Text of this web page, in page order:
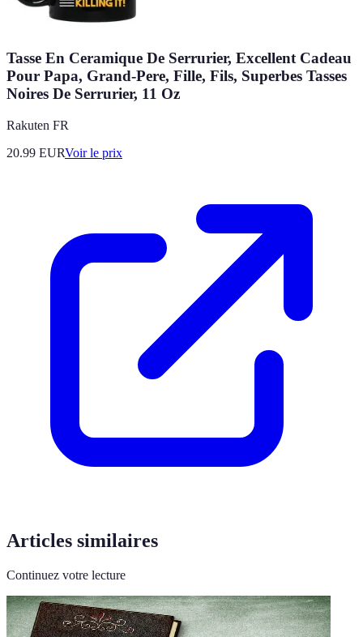
Tasse En Ceramique De Serrurier, Excellent Cadeau
Pour Papa, Grand-Pere, Fille, Fils, Superbes Tasses
Noires De Serrurier, 11 Oz
Rakuten FR
20.99 EURVoir le prix
Articles similaires
Continuez votre lecture